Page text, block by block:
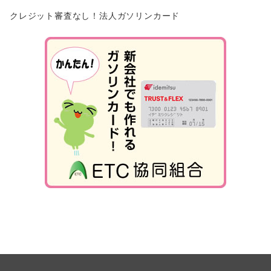
クレジット審査なし！法人ガソリンカード